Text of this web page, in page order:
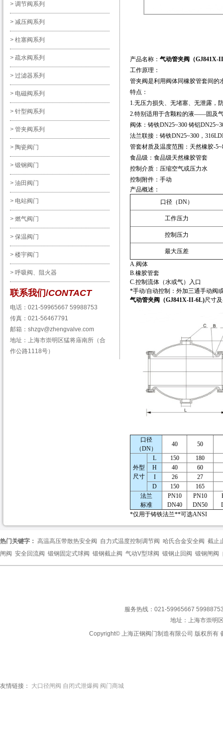
> 调节阀系列
> 减压阀系列
> 柱塞阀系列
> 疏水阀系列
> 过滤器系列
> 电磁阀系列
> 针型阀系列
> 管夹阀系列
> 陶瓷阀门
> 锻钢阀门
> 油田阀门
> 电站阀门
> 燃气阀门
> 保温阀门
> 楼宇阀门
> 呼吸阀、阻火器
联系我们/CONTACT
电话：021-59965667 59988753
传真：021-56467791
邮箱：shzgv@zhengvalve.com
地址：上海市崇明区猛将庙南所（合
作公路1118号）
产品名称： 气动管夹阀（GJ841X-
工作原理：
管夹阀是利用阀体同橡胶管套间的
特点：
1.无压力损失、无堵塞、无泄露，
2.特别适用于含颗粒的液——固及
阀体：铸铁DN25~300 铸铝
法兰联接：铸铁DN25~300，
管套材质及温度范围：天然橡胶-
食品级：食品级天然橡胶管套
控制介质：压缩空气或压力水
控制附件：手动
产品概述：
口径（DN）
工作压力
控制压力
最大压差
A.阀体
B.橡胶管套
C.控制流体（水或气）入口
*手动/自动控制：外加三通手动阀
气动管夹阀（GJ841X-II-6L)尺寸
口径
（DN）
40 50
外型
尺寸
L 150
180
H
40
60
I
26
27
D
150
165
法兰
标准
PN10
DN40
PN10
DN50
*仅用于铸铁法兰**可选ANSI
热门关键字： 高温高压带散热安全阀 自力式温度控制调节阀 哈氏合金安全阀 截止
闸阀 安全回流阀 锻钢固定式球阀 锻钢截止阀 气动V型球阀 锻钢止回阀 锻钢闸阀
服务热线：021-59965667
地址：上海市崇明
Copyright© 上海正钢阀门制造有限公司 版权所有
友情链接： 大口径闸阀 自闭式泄爆阀 阀门商城